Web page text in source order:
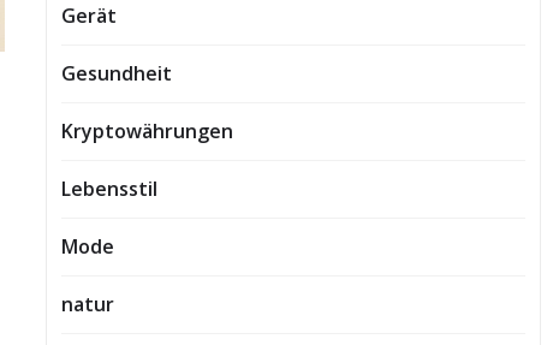
Gerät
Gesundheit
Kryptowährungen
Lebensstil
Mode
natur